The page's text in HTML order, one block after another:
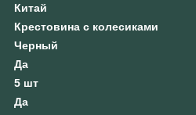
Китай
Крестовина с колесиками
Черный
Да
5 шт
Да